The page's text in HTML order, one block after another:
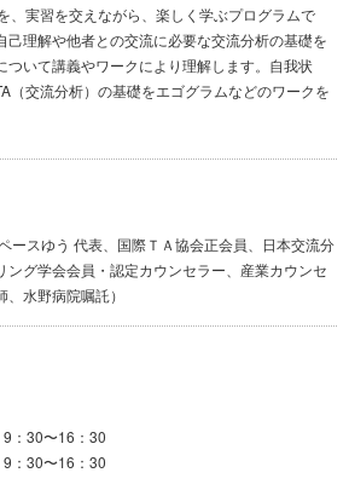
、実習を交えながら、楽しく学ぶプログラムで
己理解や他者との交流に必要な交流分析の基礎を
ついて講義やワークにより理解します。自我状
（交流分析）の基礎をエゴグラムなどのワークを
ースゆう 代表、国際ＴＡ協会正会員、日本交流分
ング学会会員・認定カウンセラー、産業カウンセ
水野病院嘱託）
30〜16：30
30〜16：30